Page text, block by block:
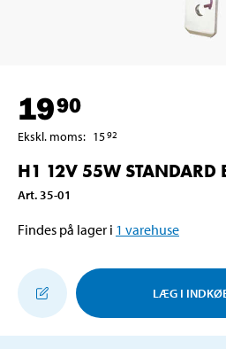
1990
Ekskl. moms: 1592
H1 12V 55W STANDARD
Art. 35-01
Findes på lager i 1 varehuse
LÆG I